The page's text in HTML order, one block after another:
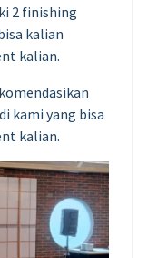
2 finishing
kalian
kalian.
kami yang bisa
kalian.